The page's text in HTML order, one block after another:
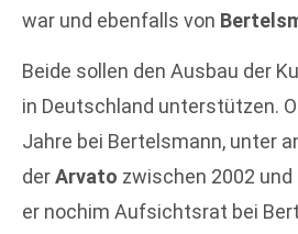
war und ebenfalls von
Beide sollen den Ausbau der
in Deutschland unterstützen.
Jahre bei Bertelsmann, unter
derArvato zwischen 2002
er nochim Aufsichtsrat bei